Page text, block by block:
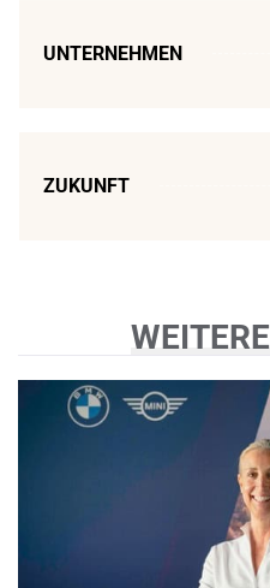
UNTERNEHMEN
ZUKUNFT
WEITERE